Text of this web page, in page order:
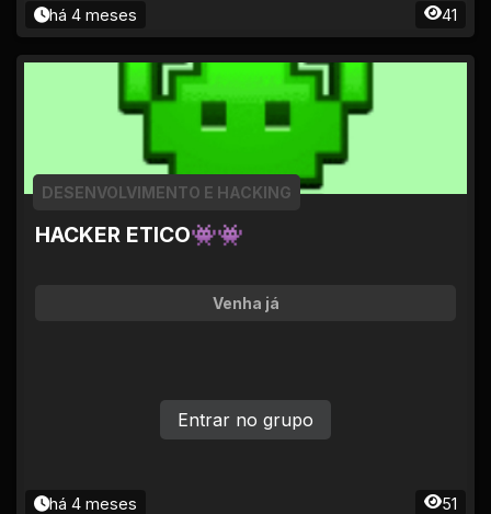
há 4 meses 41
HACKER ETICO👾👾
DESENVOLVIMENTO E HACKING
Venha já
há 4 meses 51
Entrar no grupo